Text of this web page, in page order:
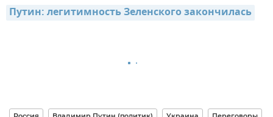
Путин: легитимность Зеленского закончилась